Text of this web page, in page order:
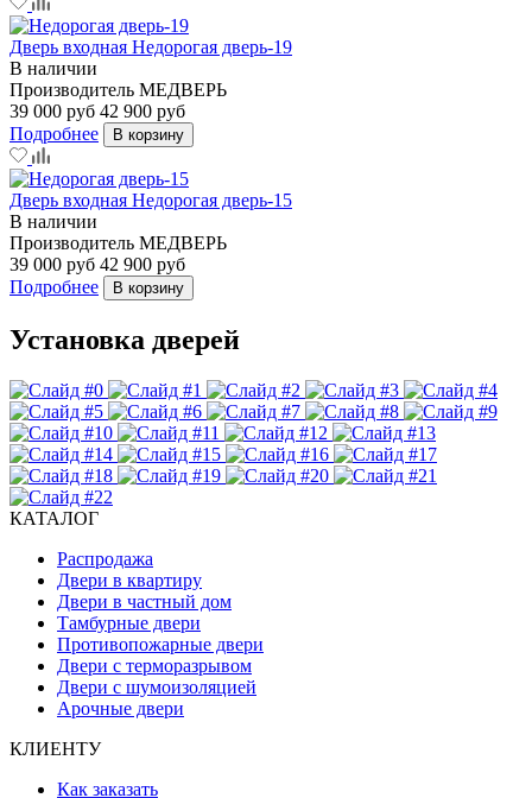
Дверь входная Недорогая дверь-19
В наличии
Производитель МЕДВЕРЬ
39 000 руб 42 900 руб
Подробнее
В корзину
Дверь входная Недорогая дверь-15
В наличии
Производитель МЕДВЕРЬ
39 000 руб 42 900 руб
Подробнее
В корзину
Установка дверей
КАТАЛОГ
Распродажа
Двери в квартиру
Двери в частный дом
Тамбурные двери
Противопожарные двери
Двери с терморазрывом
Двери с шумоизоляцией
Арочные двери
КЛИЕНТУ
Как заказать